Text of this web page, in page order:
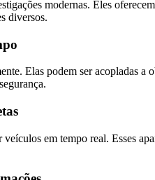
modernas. Eles
diversos.
Elas podem ser acopladas a
em tempo real. Esses